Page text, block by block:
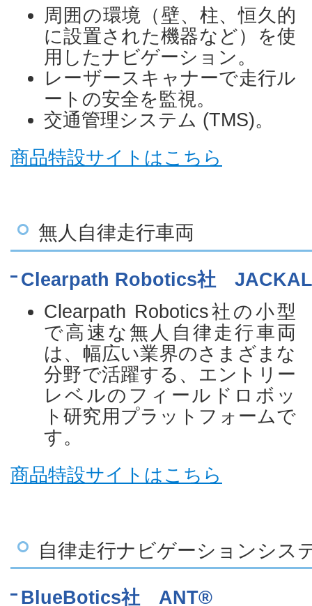
周囲の環境（壁、柱、恒久的
に設置された機器など）を使
用したナビゲーション。
レーザースキャナーで走行ル
ートの安全を監視。
交通管理システム (TMS)。
商品特設サイトはこちら
無人自律走行車両
Clearpath Robotics社
Clearpath Robotics社の小型
で高速な無人自律走行車両
は、幅広い業界のさまざまな
分野で活躍する、エントリー
レベルのフィールドロボッ
ト研究用プラットフォームで
す。
商品特設サイトはこちら
自律走行ナビゲーションシス
BlueBotics社 ANT®